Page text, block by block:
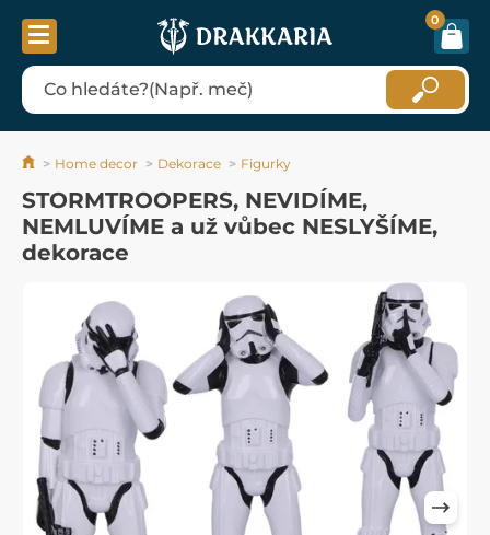
0
Home decor Dekorace Figurky
STORMTROOPERS, NEVIDÍME,
NEMLUVÍME a už vůbec NESLYŠÍME,
dekorace